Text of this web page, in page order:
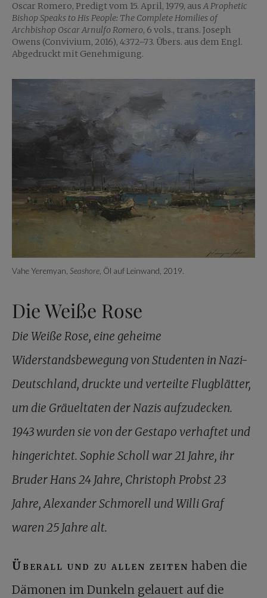
Oscar Romero, Predigt vom 15. April, 1979, ausA Prophetic
Bishop Speaks to His People: The Complete Homilies of
Archbishop Oscar Arnulfo Romero, 6 vols., trans. Joseph
Owens (Convivium, 2016), 4:372–73. Übers. aus dem Engl.
Abgedruckt mit Genehmigung.
Vahe Yeremyan, Seashore, Öl auf Leinwand, 2019.
Die Weiße Rose
Die Weiße Rose, eine geheime
Widerstandsbewegung von Studenten in Nazi-
Deutschland, druckte und verteilte Flugblätter,
um die Gräueltaten der Nazis aufzudecken.
1943 wurden sie von der Gestapo verhaftet und
hingerichtet. Sophie Scholl war 21 Jahre, ihr
Bruder Hans 24 Jahre, Christoph Probst 23
Jahre, Alexander Schmorell und Willi Graf
waren 25 Jahre alt.
Überall und zu allen zeiten haben die
Dämonen im Dunkeln gelauert auf die